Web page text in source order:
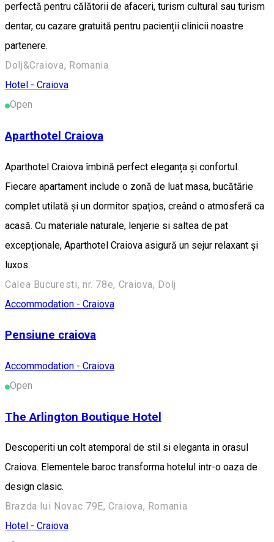
perfectă pentru călătorii de afaceri, turism cultural sau turism
dentar, cu cazare gratuită pentru pacienții clinicii noastre
partenere.
Dolj&Craiova, Romania
Hotel - Craiova
Open
Aparthotel Craiova
Aparthotel Craiova îmbină perfect eleganța și confortul.
Fiecare apartament include o zonă de luat masa, bucătărie
complet utilată și un dormitor spațios, creând o atmosferă ca
acasă. Cu materiale naturale, lenjerie si saltea de pat
excepționale, Aparthotel Craiova asigură un sejur relaxant și
luxos.
Calea Bucuresti, nr. 78e, Craiova, Dolj
Accommodation - Craiova
Pensiune craiova
Accommodation - Craiova
Open
The Arlington Boutique Hotel
Descoperiti un colt atemporal de stil si eleganta in orasul
Craiova. Elementele baroc transforma hotelul intr-o oaza de
design clasic.
Brazda lui Novac 79E, Craiova, Romania
Hotel - Craiova